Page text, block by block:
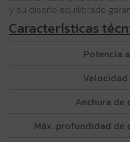
y su diseño equilibrado
Características
Potencia
Velocidad
Anchura de
Máx. profundidad de